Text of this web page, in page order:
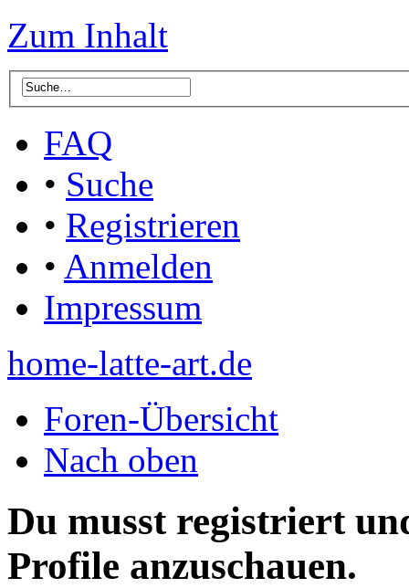
Zum Inhalt
FAQ
• Suche
• Registrieren
• Anmelden
Impressum
home-latte-art.de
Foren-Übersicht
Nach oben
Du musst registriert
Profile anzuschauen.